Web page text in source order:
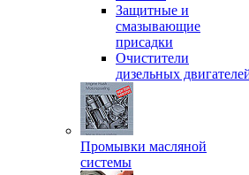
Защитные и
смазывающие
присадки
Очистители
дизельных
Промывки масляной
системы